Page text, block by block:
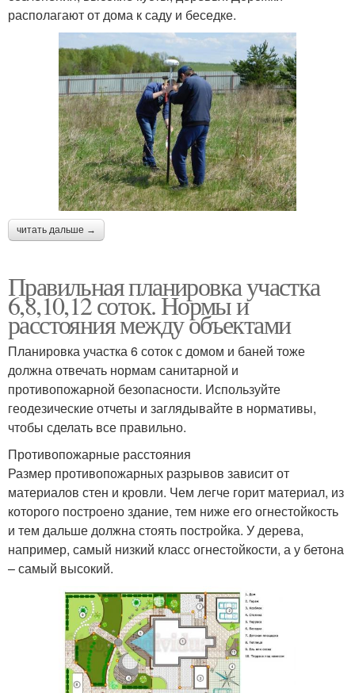
располагают от дома к саду и беседке.
читать дальше →
Правильная планировка участка
6,8,10,12 соток. Нормы и
расстояния между объектами
Планировка участка 6 соток с домом и баней тоже
должна отвечать нормам санитарной и
противопожарной безопасности. Используйте
геодезические отчеты и заглядывайте в нормативы,
чтобы сделать все правильно.
Противопожарные расстояния
Размер противопожарных разрывов зависит от
материалов стен и кровли. Чем легче горит материал, из
которого построено здание, тем ниже его огнестойкость
и тем дальше должна стоять постройка. У дерева,
например, самый низкий класс огнестойкости, а у бетона
– самый высокий.